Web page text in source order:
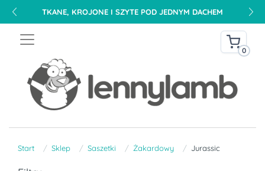
TKANE, KROJONE I SZYTE POD JEDNYM DACHEM
0
Start Sklep Saszetki Żakardowy Jurassic